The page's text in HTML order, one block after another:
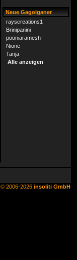
Neue Gagolganer
rayscreations1
Brinipanini
pooniaramesh
Nione
Tanja
Alle anzeigen
© 2006-2026 insoliti GmbH